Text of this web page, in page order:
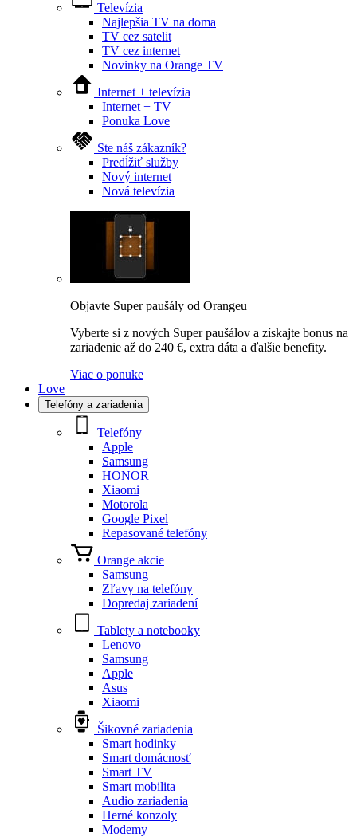
Televízia
Najlepšia TV na doma
TV cez satelit
TV cez internet
Novinky na Orange TV
Internet + televízia
Internet + TV
Ponuka Love
Ste náš zákazník?
Predĺžiť služby
Nový internet
Nová televízia
Objavte Super paušály od Orangeu
Vyberte si z nových Super paušálov a získajte bonus na
zariadenie až do 240 €, extra dáta a ďalšie benefity.
Viac o ponuke
Love
Telefóny a zariadenia
Telefóny
Apple
Samsung
HONOR
Xiaomi
Motorola
Google Pixel
Repasované telefóny
Orange akcie
Samsung
Zľavy na telefóny
Dopredaj zariadení
Tablety a notebooky
Lenovo
Samsung
Apple
Asus
Xiaomi
Šikovné zariadenia
Smart hodinky
Smart domácnosť
Smart TV
Smart mobilita
Audio zariadenia
Herné konzoly
Modemy